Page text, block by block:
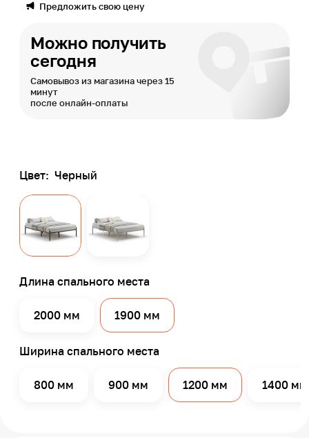
Предложить свою цену
Можно получить
сегодня
Самовывоз из магазина через 15
минут
после онлайн-оплаты
Цвет: Черный
Длина спального места
2000 мм 1900 мм
Ширина спального места
800 мм 900 мм 1200 мм 1400 мм